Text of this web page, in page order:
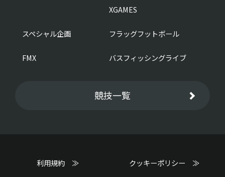
XGAMES
スペシャル企画 フラッグフットボール
FMX バスフィッシングライブ
競技一覧
利用規約 ≫ クッキーポリシー ≫